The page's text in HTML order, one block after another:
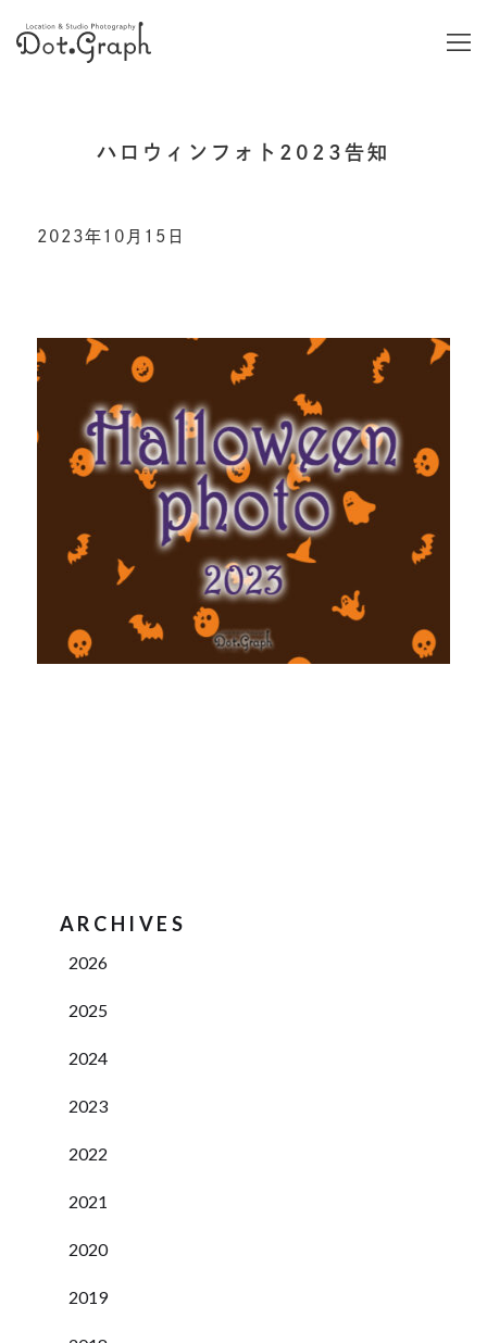
ハロウィンフォト2023告知
2023年10月15日
ARCHIVES
2026
2025
2024
2023
2022
2021
2020
2019